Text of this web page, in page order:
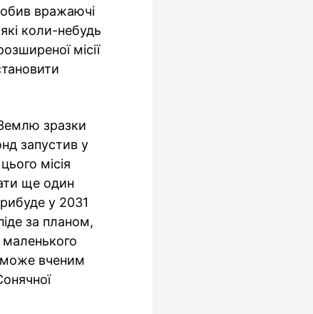
вражаючі
коли-небудь
місії
зразки
запустив у
місія
ще один
у 2031
за планом,
маленького
вченим